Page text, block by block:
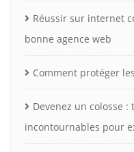
Réussir sur internet
bonne agence web
Comment protéger
Devenez un colosse
incontournables pour